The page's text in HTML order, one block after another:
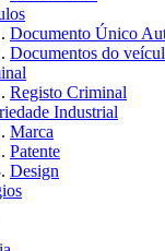
Documento Único
Documentos do
Registo Criminal
Industrial
Marca
Patente
Design